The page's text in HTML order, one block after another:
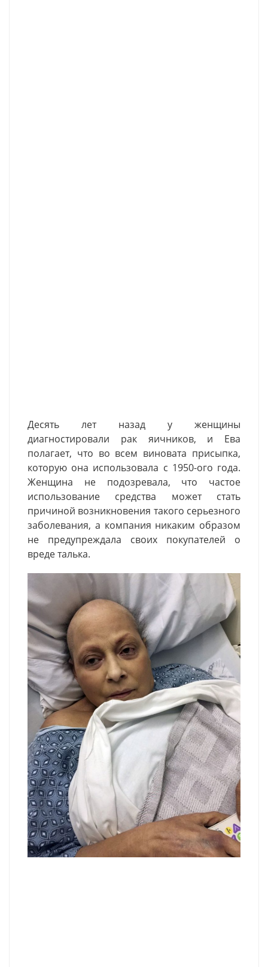
Десять лет назад у женщины
диагностировали рак яичников, и Ева
полагает, что во всем виновата присыпка,
которую она использовала с 1950-ого года.
Женщина не подозревала, что частое
использование средства может стать
причиной возникновения такого серьезного
заболевания, а компания никаким образом
не предупреждала своих покупателей о
вреде талька.